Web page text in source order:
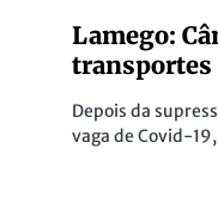
Lamego:
transportes
Depois da
vaga de Covid-